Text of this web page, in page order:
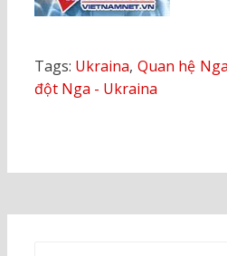
Tags: Ukraina, Quan hệ
đột Nga - Ukraina